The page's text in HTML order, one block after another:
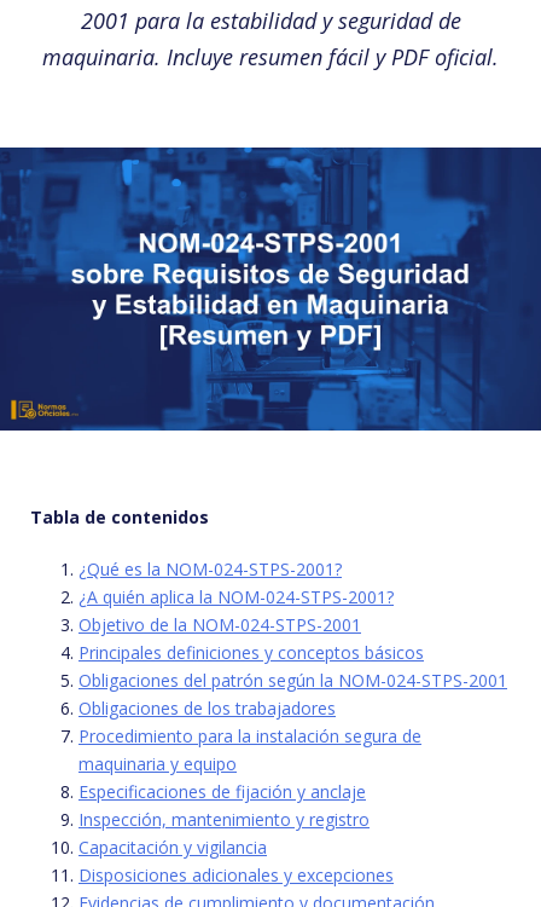
2001 para la estabilidad y seguridad de
maquinaria. Incluye resumen fácil y PDF oficial.
Tabla de contenidos
¿Qué es la NOM-024-STPS-2001?
¿A quién aplica la NOM-024-STPS-2001?
Objetivo de la NOM-024-STPS-2001
Principales definiciones y conceptos básicos
Obligaciones del patrón según la NOM-024-STPS-2001
Obligaciones de los trabajadores
Procedimiento para la instalación segura de
maquinaria y equipo
Especificaciones de fijación y anclaje
Inspección, mantenimiento y registro
Capacitación y vigilancia
Disposiciones adicionales y excepciones